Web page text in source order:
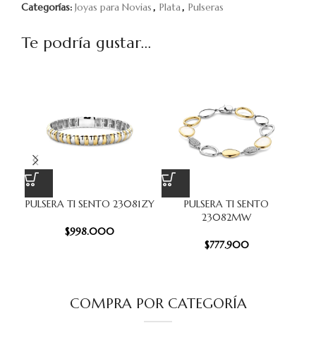
Categorías: Joyas para Novias, Plata, Pulseras
Te podría gustar...
PULSERA TI SENTO 23081ZY
$998.000
PULSERA TI SENTO
23082MW
$777.900
COMPRA POR CATEGORÍA